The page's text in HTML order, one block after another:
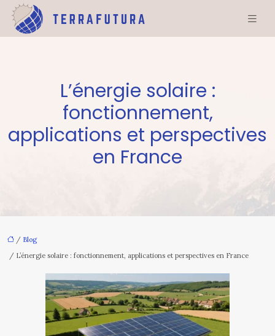
L’énergie solaire :
fonctionnement,
applications et perspectives
en France
/ Blog
/ L’énergie solaire : fonctionnement, applications et perspectives en France